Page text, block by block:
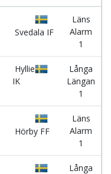
Svedala IF
Läns
Alarm
1
Hyllie
IK
Långa
Längan
1
Hörby FF
Läns
Alarm
1
Långa